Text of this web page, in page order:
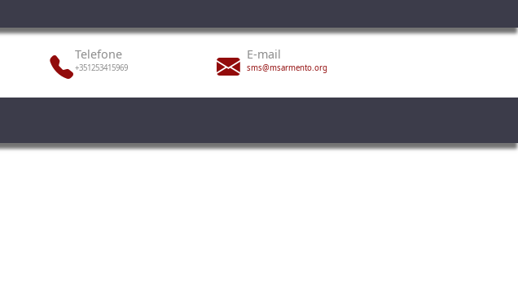
Telefone
+351253415969
E-mail
sms@msarmento.org